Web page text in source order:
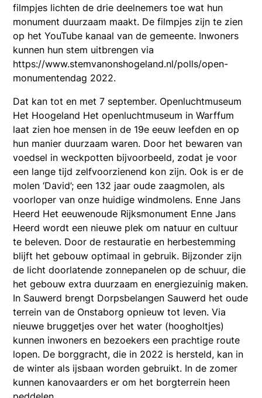
filmpjes lichten de drie deelnemers toe wat hun
monument duurzaam maakt. De filmpjes zijn te zien
op het YouTube kanaal van de gemeente. Inwoners
kunnen hun stem uitbrengen via
https://www.stemvanonshogeland.nl/polls/open-
monumentendag 2022.
Dat kan tot en met 7 september. Openluchtmuseum
Het Hoogeland Het openluchtmuseum in Warffum
laat zien hoe mensen in de 19e eeuw leefden en op
hun manier duurzaam waren. Door het bewaren van
voedsel in weckpotten bijvoorbeeld, zodat je voor
een lange tijd zelfvoorzienend kon zijn. Ook is er de
molen ‘David’; een 132 jaar oude zaagmolen, als
voorloper van onze huidige windmolens. Enne Jans
Heerd Het eeuwenoude Rijksmonument Enne Jans
Heerd wordt een nieuwe plek om natuur en cultuur
te beleven. Door de restauratie en herbestemming
blijft het gebouw optimaal in gebruik. Bijzonder zijn
de licht doorlatende zonnepanelen op de schuur, die
het gebouw extra duurzaam en energiezuinig maken.
In Sauwerd brengt Dorpsbelangen Sauwerd het oude
terrein van de Onstaborg opnieuw tot leven. Via
nieuwe bruggetjes over het water (hoogholtjes)
kunnen inwoners en bezoekers een prachtige route
lopen. De borggracht, die in 2022 is hersteld, kan in
de winter als ijsbaan worden gebruikt. In de zomer
kunnen kanovaarders er om het borgterrein heen